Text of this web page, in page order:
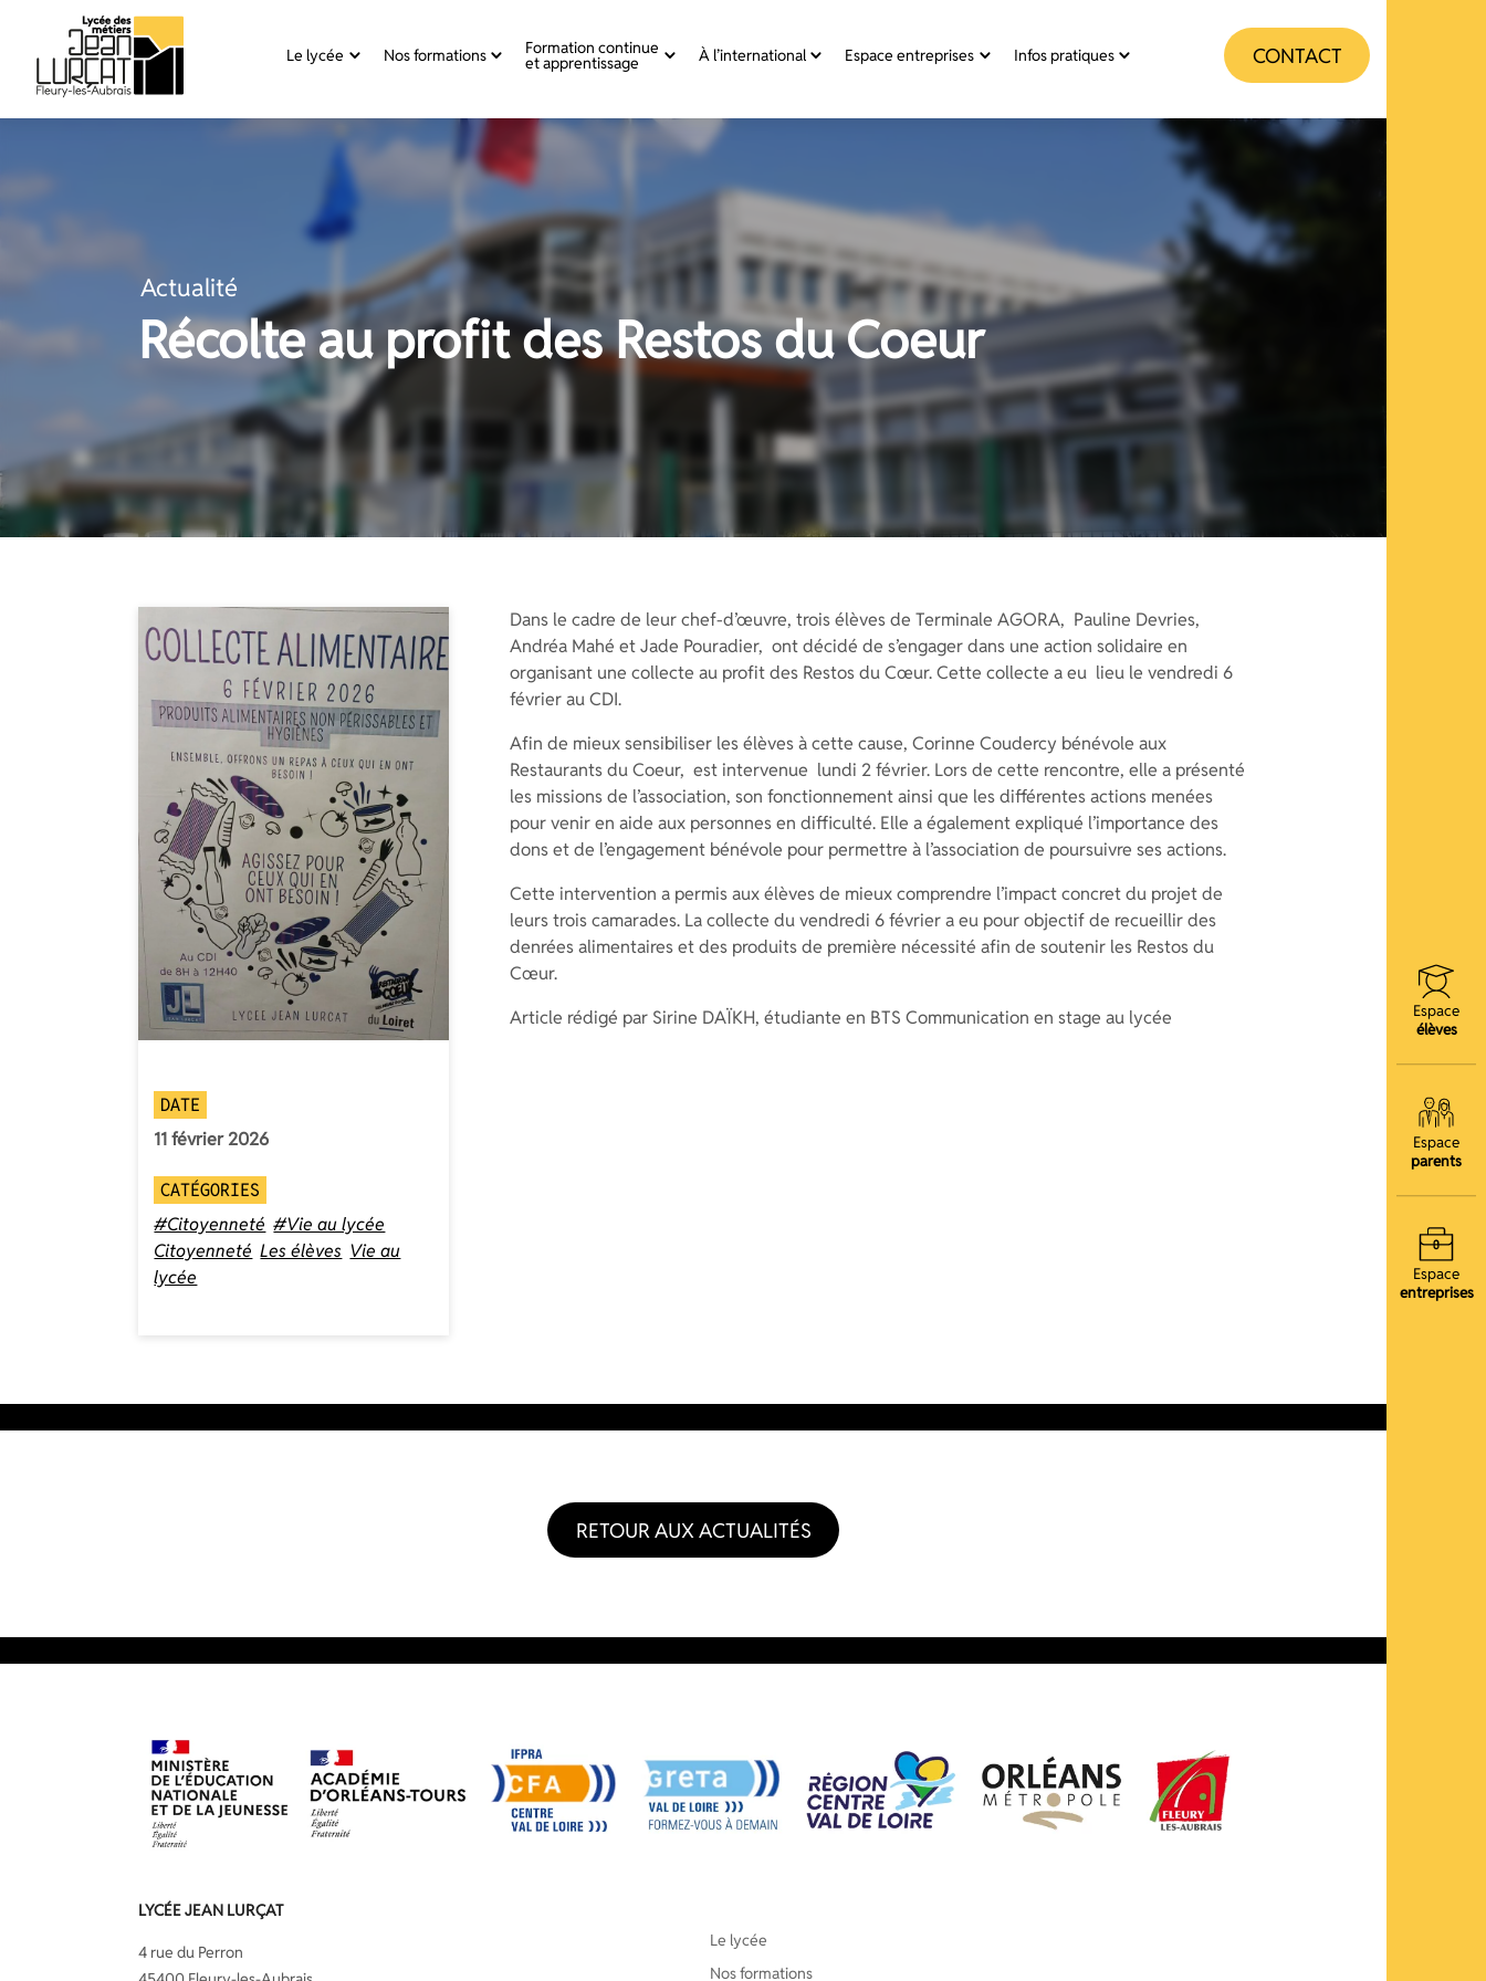
contenu
Le lycée Nos formations Formation continue
et apprentissage À l’international Espace entreprises Infos pratiques CONTACT
Espace
élèves
Espace
parents
Espace
entreprises
Actualité
Récolte au profit des Restos du Coeur
DATE
11 février 2026
CATÉGORIES
#Citoyenneté #Vie au lycée
Citoyenneté Les élèves Vie au
lycée
Dans le cadre de leur chef-d’œuvre, trois élèves de Terminale AGORA, Pauline Devries,
Andréa Mahé et Jade Pouradier, ont décidé de s’engager dans une action solidaire en
organisant une collecte au profit des Restos du Cœur. Cette collecte a eu lieu le vendredi 6
février au CDI.
Afin de mieux sensibiliser les élèves à cette cause, Corinne Coudercy bénévole aux
Restaurants du Coeur, est intervenue lundi 2 février. Lors de cette rencontre, elle a présenté
les missions de l’association, son fonctionnement ainsi que les différentes actions menées
pour venir en aide aux personnes en difficulté. Elle a également expliqué l’importance des
dons et de l’engagement bénévole pour permettre à l’association de poursuivre ses actions.
Cette intervention a permis aux élèves de mieux comprendre l’impact concret du projet de
leurs trois camarades. La collecte du vendredi 6 février a eu pour objectif de recueillir des
denrées alimentaires et des produits de première nécessité afin de soutenir les Restos du
Cœur.
Article rédigé par Sirine DAÏKH, étudiante en BTS Communication en stage au lycée
RETOUR AUX ACTUALITÉS
LYCÉE JEAN LURÇAT
4 rue du Perron
Le lycée
Nos formations
Panneau de gestion des cookies